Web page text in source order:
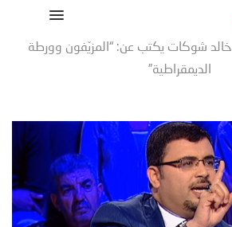
خالد شوكات يكتب عن: “المزيّفون وورطة
الديمقراطية”